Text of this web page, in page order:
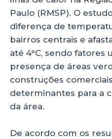
p
o
k
Paulo (RMSP). O
diferença de
bairros centrais e
até 4°C, sendo fatores
presença de áreas
construções
determinantes para a
da área.
De acordo com os